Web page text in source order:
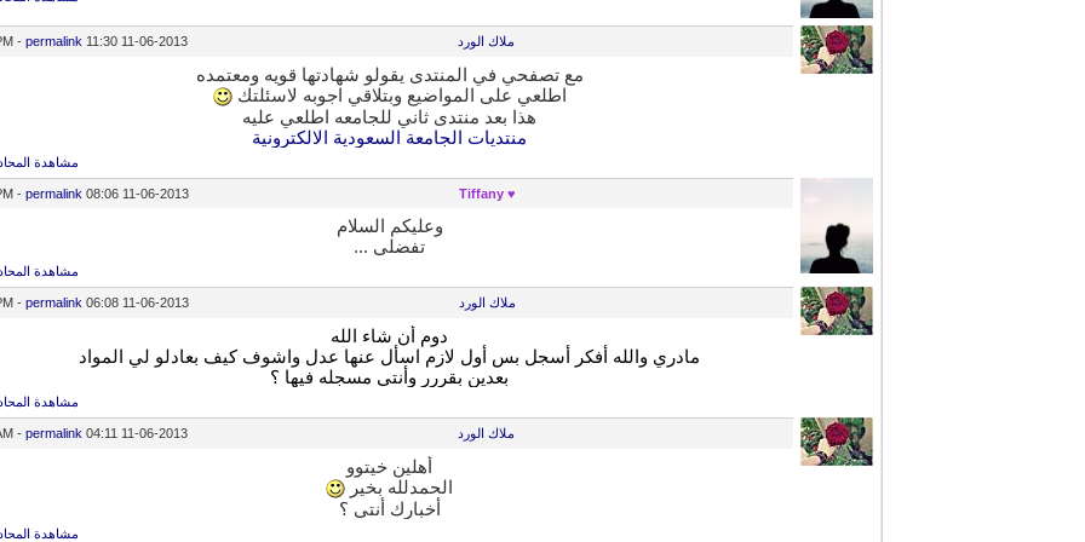
11-06-2013
11:30 PM
- permalink ملاك الورد
مع تصفحي في المنتدى يقولو شهادتها قويه ومعتمده
اطلعي على المواضيع وبتلاقي اجوبه لاسئلتك
هذا بعد منتدى ثاني للجامعه اطلعي عليه
منتديات الجامعة السعودية الالكترونية
مشاهدة
11-06-2013
08:06 PM
- permalink ♥ Tiffany
وعليكم السلام
تفضلي ...
مشاهدة
11-06-2013
06:08 PM
- permalink ملاك الورد
دوم أن شاء الله
مادري والله أفكر أسجل بس أول لازم اسأل عنها عدل واشوف كيف بعادلو لي المواد
بعدين بقررر وأنتي مسجله فيها ؟
مشاهدة
11-06-2013
04:11 AM
- permalink ملاك الورد
أهلين خيتوو
الحمدلله بخير
أخبارك أنتي ؟
مشاهدة